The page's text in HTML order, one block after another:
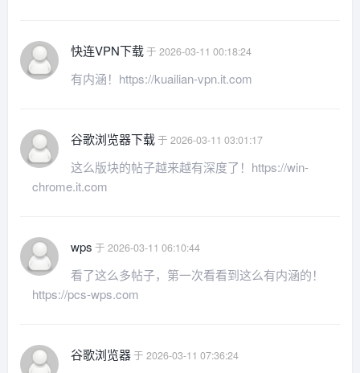
快连VPN下载于 2026-03-11 00:18:24
有内涵！https://kuailian-vpn.it.com
谷歌浏览器下载于 2026-03-11 03:01:17
这么版块的帖子越来越有深度了！https://win-
chrome.it.com
wps 于 2026-03-11 06:10:44
看了这么多帖子，第一次看看到这么有内涵的！
https://pcs-wps.com
谷歌浏览器于 2026-03-11 07:36:24